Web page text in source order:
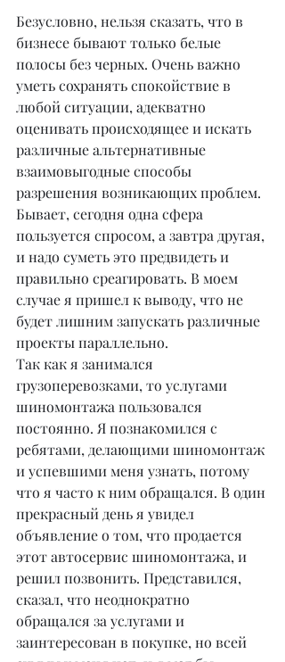
Безусловно, нельзя сказать, что в
бизнесе бывают только белые
полосы без черных. Очень важно
уметь сохранять спокойствие в
любой ситуации, адекватно
оценивать происходящее и искать
различные альтернативные
взаимовыгодные способы
разрешения возникающих проблем.
Бывает, сегодня одна сфера
пользуется спросом, а завтра другая,
и надо суметь это предвидеть и
правильно среагировать. В моем
случае я пришел к выводу, что не
будет лишним запускать различные
проекты параллельно.
Так как я занимался
грузоперевозками, то услугами
шиномонтажа пользовался
постоянно. Я познакомился с
ребятами, делающими шиномонтаж
и успевшими меня узнать, потому
что я часто к ним обращался. В один
прекрасный день я увидел
объявление о том, что продается
этот автосервис шиномонтажа, и
решил позвонить. Представился,
сказал, что неоднократно
обращался за услугами и
заинтересован в покупке, но всей